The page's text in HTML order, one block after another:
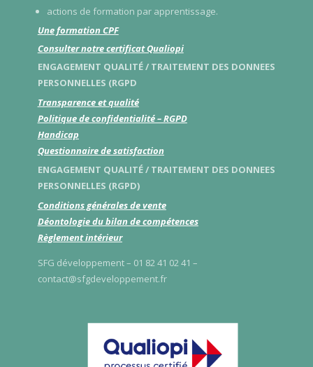
actions de formation par apprentissage.
Une formation CPF
Consulter notre certificat Qualiopi
ENGAGEMENT QUALITÉ / TRAITEMENT DES DONNEES
PERSONNELLES (RGPD
Transparence et qualité
Politique de confidentialité – RGPD
Handicap
Questionnaire de satisfaction
ENGAGEMENT QUALITÉ / TRAITEMENT DES DONNEES
PERSONNELLES (RGPD)
Conditions générales de vente
Déontologie du bilan de compétences
Règlement intérieur
SFG développement – 01 82 41 02 41 –
contact@sfgdeveloppement.fr